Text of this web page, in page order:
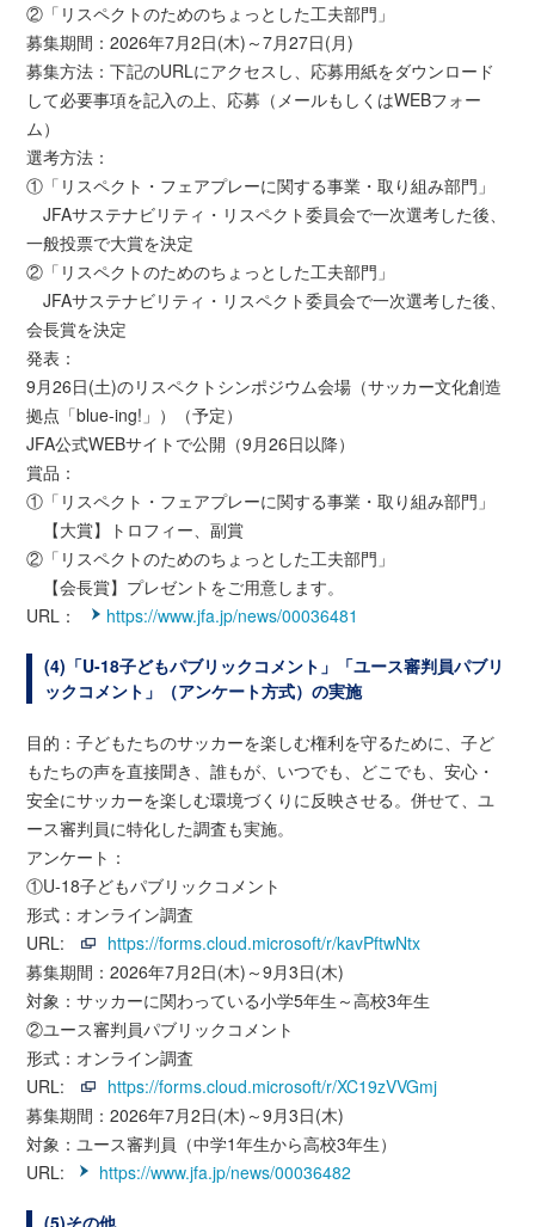
②「リスペクトのためのちょっとした工夫部門」
募集期間：2026年7月2日(木)～7月27日(月)
募集方法：下記のURLにアクセスし、応募用紙をダウンロード
して必要事項を記入の上、応募（メールもしくはWEBフォー
ム）
選考方法：
①「リスペクト・フェアプレーに関する事業・取り組み部門」
JFAサステナビリティ・リスペクト委員会で一次選考した後、
一般投票で大賞を決定
②「リスペクトのためのちょっとした工夫部門」
JFAサステナビリティ・リスペクト委員会で一次選考した後、
会長賞を決定
発表：
9月26日(土)のリスペクトシンポジウム会場（サッカー文化創造
拠点「blue-ing!」）（予定）
JFA公式WEBサイトで公開（9月26日以降）
賞品：
①「リスペクト・フェアプレーに関する事業・取り組み部門」
【大賞】トロフィー、副賞
②「リスペクトのためのちょっとした工夫部門」
【会長賞】プレゼントをご用意します。
URL：
https://www.jfa.jp/news/00036481
(4)「U-18子どもパブリックコメント」「ユース審判員パブリ
ックコメント」（アンケート方式）の実施
目的：子どもたちのサッカーを楽しむ権利を守るために、子ど
もたちの声を直接聞き、誰もが、いつでも、どこでも、安心・
安全にサッカーを楽しむ環境づくりに反映させる。併せて、ユ
ース審判員に特化した調査も実施。
アンケート：
①U-18子どもパブリックコメント
形式：オンライン調査
URL:
https://forms.cloud.microsoft/r/kavPftwNtx
募集期間：2026年7月2日(木)～9月3日(木)
対象：サッカーに関わっている小学5年生～高校3年生
②ユース審判員パブリックコメント
形式：オンライン調査
URL:
https://forms.cloud.microsoft/r/XC19zVVGmj
募集期間：2026年7月2日(木)～9月3日(木)
対象：ユース審判員（中学1年生から高校3年生）
URL:
https://www.jfa.jp/news/00036482